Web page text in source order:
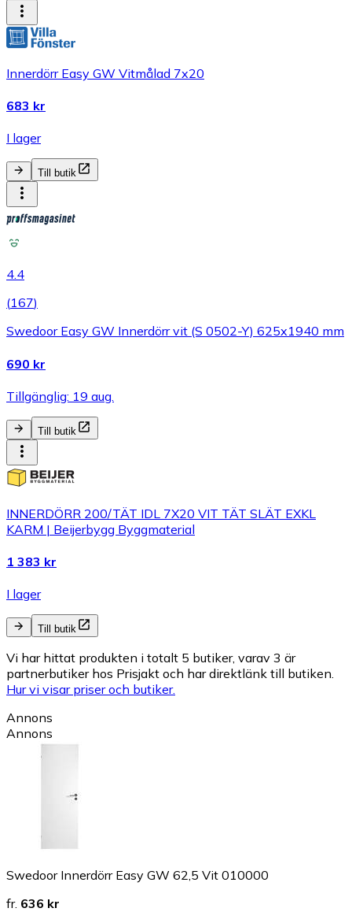
Innerdörr Easy GW Vitmålad 7x20
683 kr
I lager
Till butik
4.4
(167)
Swedoor Easy GW Innerdörr vit (S 0502-Y) 625x1940 mm
690 kr
Tillgänglig: 19 aug.
Till butik
INNERDÖRR 200/TÄT IDL 7X20 VIT TÄT SLÄT EXKL
KARM | Beijerbygg Byggmaterial
1 383 kr
I lager
Till butik
Vi har hittat produkten i totalt 5 butiker, varav 3 är
partnerbutiker hos Prisjakt och har direktlänk till butiken.
Hur vi visar priser och butiker.
Annons
Annons
Swedoor Innerdörr Easy GW 62,5 Vit 010000
fr. 636 kr